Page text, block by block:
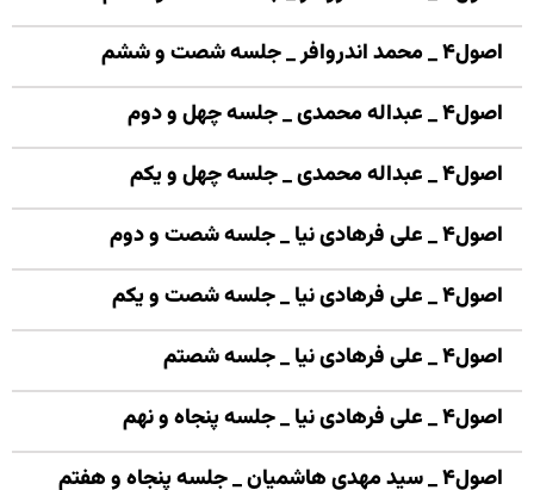
اصول۴ _ محمد اندروافر _ جلسه شصت و ششم
اصول۴ _ عبداله محمدی _ جلسه چهل و دوم
اصول۴ _ عبداله محمدی _ جلسه چهل و یکم
اصول۴ _ علی فرهادی نیا _ جلسه شصت و دوم
اصول۴ _ علی فرهادی نیا _ جلسه شصت و یکم
اصول۴ _ علی فرهادی نیا _ جلسه شصتم
اصول۴ _ علی فرهادی نیا _ جلسه پنجاه و نهم
اصول۴ _ سید مهدی هاشمیان _ جلسه پنجاه و هفتم